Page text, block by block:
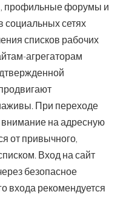
профильные форумы и
сетях
списков рабочих
агрегаторам
При переходе
на адресную
от привычного,
Вход на сайт
безопасное
входа рекомендуется